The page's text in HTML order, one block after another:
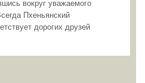
вокруг уважаемого
Пхеньянский
дорогих друзей